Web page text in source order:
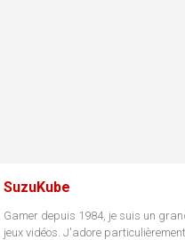
SuzuKube
Gamer depuis 1984, je suis un
jeux vidéos. J'adore